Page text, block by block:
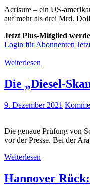
Acrisure – ein US-
auf mehr als drei Mrd.
Jetzt Plus-Mitglied
Login für Abonnenten
Weiterlesen
Die „Diesel-
9. Dezember 2021
Die genaue Prüfung von
vor der Presse. Bei der
Weiterlesen
Hannover